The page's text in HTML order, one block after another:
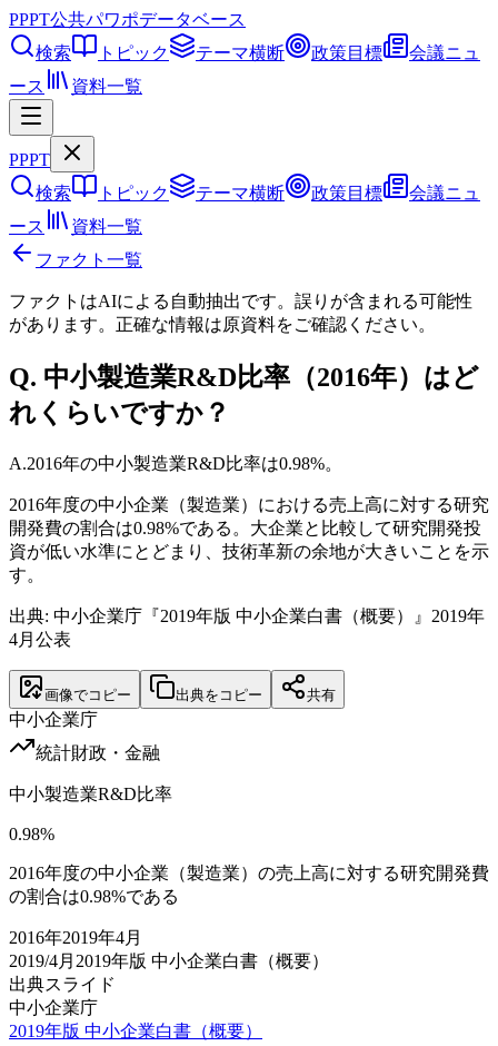
PPPT公共パワポデータベース
検索
トピック テーマ横断 政策目標
会議ニュ
ース
資料一覧
PPPT
検索
トピック テーマ横断 政策目標
会議ニュ
ース
資料一覧
ファクト一覧
ファクトはAIによる自動抽出です。誤りが含まれる可能性
があります。正確な情報は原資料をご確認ください。
Q. 中小製造業R&D比率（2016年）はど
れくらいですか？
A.2016年の中小製造業R&D比率は0.98%。
2016年度の中小企業（製造業）における売上高に対する研究
開発費の割合は0.98%である。大企業と比較して研究開発投
資が低い水準にとどまり、技術革新の余地が大きいことを示
す。
出典: 中小企業庁『2019年版 中小企業白書（概要）』2019年
4月公表
画像でコピー 出典をコピー 共有
中小企業庁
統計財政・金融
中小製造業R&D比率
0.98%
2016年度の中小企業（製造業）の売上高に対する研究開発費
の割合は0.98%である
2016年2019年4月
2019/4月 2019年版 中小企業白書（概要）
出典スライド
中小企業庁
2019年版 中小企業白書（概要）